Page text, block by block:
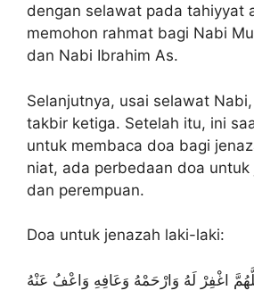
dengan selawat pada tahiyyat
memohon rahmat bagi Nabi
dan Nabi Ibrahim As.
Selanjutnya, usai selawat
takbir ketiga. Setelah itu, ini
untuk membaca doa bagi
niat, ada perbedaan doa untuk
dan perempuan.
Doa untuk jenazah laki-laki:
اغْفِرْ لَهُ وَارْحَمْهُ وَعَافِهِ وَاعْفُ عَنْهُ